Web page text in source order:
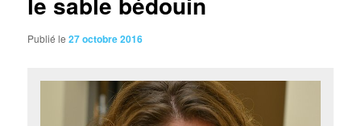
Publié le27 octobre 2016